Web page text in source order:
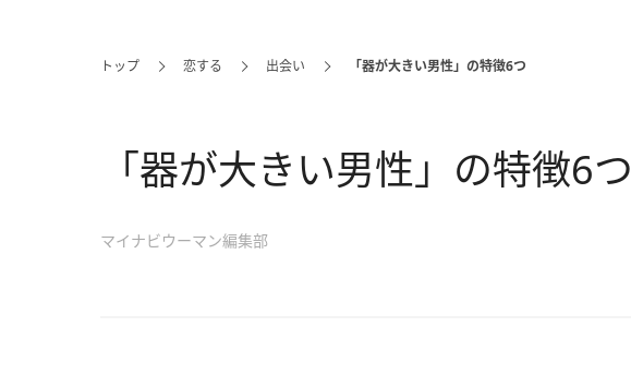
トップ 恋する 出会い 「器が大きい男性」の特徴6つ
「器が大きい男性」の特徴6つ
マイナビウーマン編集部